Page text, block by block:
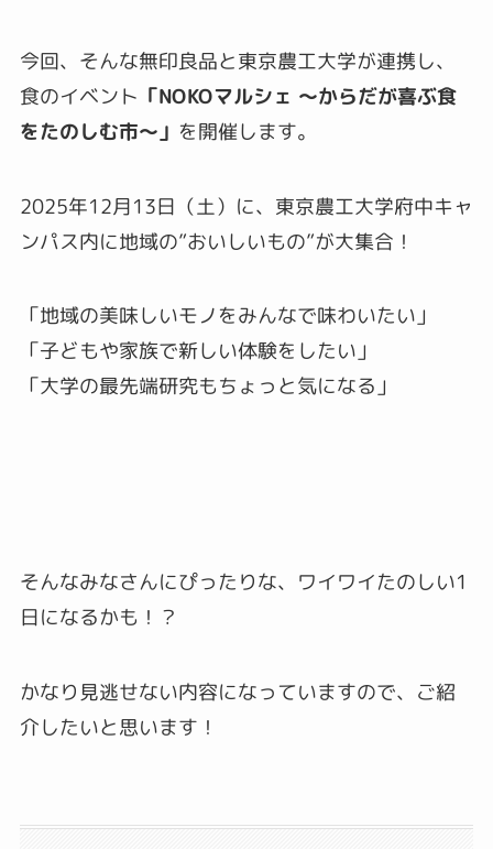
今回、そんな無印良品と東京農工大学が連携し、
食のイベント 「NOKOマルシェ ～からだが喜ぶ食
をたのしむ市～」 を開催します。
2025年12月13日（土）に、東京農工大学府中キャ
ンパス内に地域の”おいしいもの”が大集合！
「地域の美味しいモノをみんなで味わいたい」
「子どもや家族で新しい体験をしたい」
「大学の最先端研究もちょっと気になる」
そんなみなさんにぴったりな、ワイワイたのしい1
日になるかも！？
かなり見逃せない内容になっていますので、ご紹
介したいと思います！